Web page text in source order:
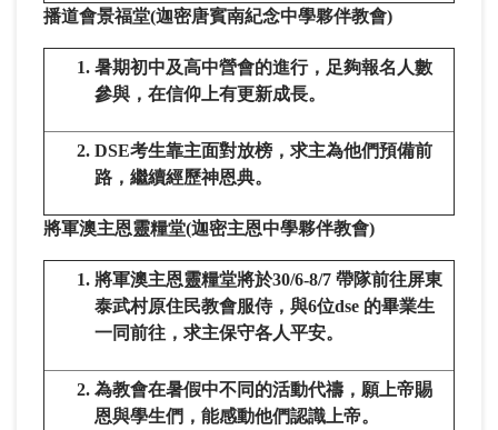
播道會景福堂(迦密唐賓南紀念中學夥伴教會)
暑期初中及高中營會的進行，足夠報名人數
參與，在信仰上有更新成長。
DSE考生靠主面對放榜，求主為他們預備前
路，繼續經歷神恩典。
將軍澳主恩靈糧堂(迦密主恩中學夥伴教會)
將軍澳主恩靈糧堂將於30/6-8/7 帶隊前往屏東
泰武村原住民教會服侍，與6位dse 的畢業生
一同前往，求主保守各人平安。
為教會在暑假中不同的活動代禱，願上帝賜
恩與學生們，能感動他們認識上帝。